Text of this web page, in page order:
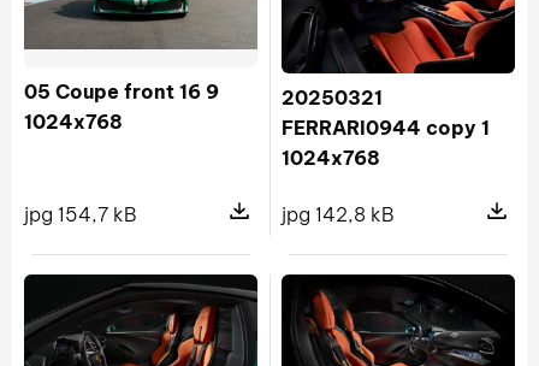
05 Coupe front 16 9
1024x768
jpg 154,7 kB
Pokaż szczegóły pliku 05 Coupe
20250321
FERRARI0944 copy 1
1024x768
jpg 142,8 kB